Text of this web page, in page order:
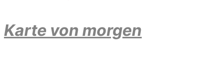
Karte von morgen